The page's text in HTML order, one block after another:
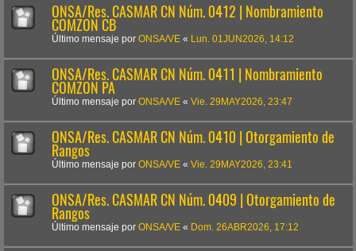
ONSA/Res. CASMAR CN Núm. 0412 | Nombramiento
COMZON CB
Último mensaje por ONSA/VE « Lun. 01JUN2026, 14:12
ONSA/Res. CASMAR CN Núm. 0411 | Nombramiento
COMZON PA
Último mensaje por ONSA/VE « Vie. 29MAY2026, 23:47
ONSA/Res. CASMAR CN Núm. 0410 | Otorgamiento de
Rangos
Último mensaje por ONSA/VE « Vie. 29MAY2026, 23:41
ONSA/Res. CASMAR CN Núm. 0409 | Otorgamiento de
Rangos
Último mensaje por ONSA/VE « Dom. 26ABR2026, 17:12